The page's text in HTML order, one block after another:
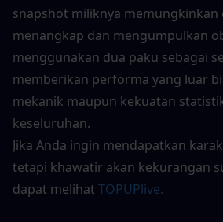
snapshot miliknya memungkinkan
menangkap dan mengumpulkan
menggunakan dua paku sebagai
memberikan performa yang luar
mekanik maupun kekuatan
keseluruhan.
Jika Anda ingin mendapatkan
tetapi khawatir akan kekurangan
dapat melihat TOPUPlive.